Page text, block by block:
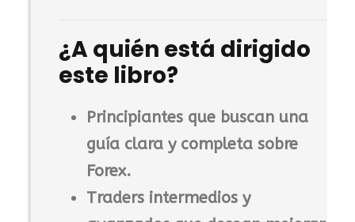
¿A quién está dirigido
este libro?
Principiantes que buscan una
guía clara y completa sobre
Forex.
Traders intermedios y